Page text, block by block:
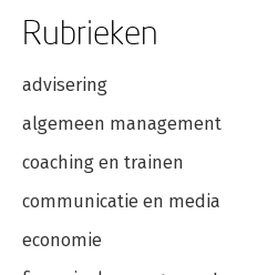
Rubrieken
advisering
algemeen management
coaching en trainen
communicatie en media
economie